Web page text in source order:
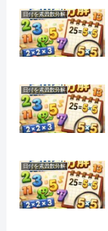
日付を素因数分解
日付を素因数分解
日付を素因数分解